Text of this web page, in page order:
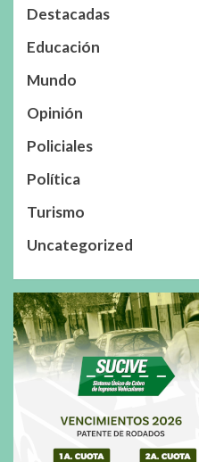
Destacadas
Educación
Mundo
Opinión
Policiales
Política
Turismo
Uncategorized